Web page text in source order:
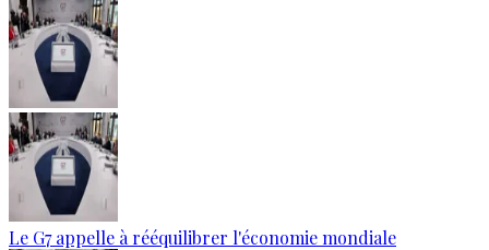
Le G7 appelle à rééquilibrer l'économie mondiale